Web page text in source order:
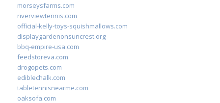
morseysfarms.com
riverviewtennis.com
official-kelly-toys-squishmallows.com
displaygardenonsuncrest.org
bbq-empire-usa.com
feedstoreva.com
drogopets.com
ediblechalk.com
tabletennisnearme.com
oaksofa.com